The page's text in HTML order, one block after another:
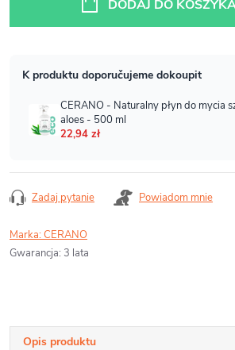
DODAJ DO
Zadaj pytanie Powiadom mnie
Marka:CERANO
Gwarancja: 3 lata
Opis produktu